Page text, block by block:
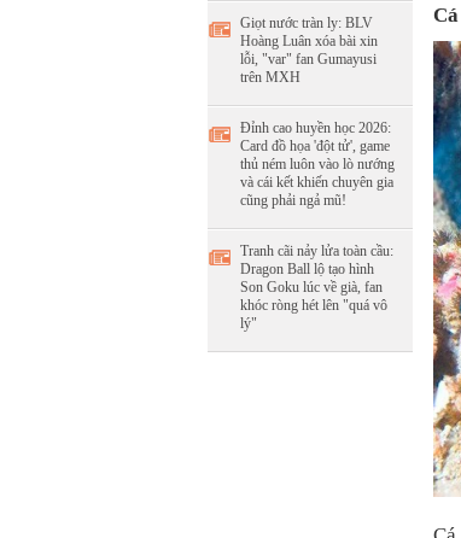
Giọt nước tràn ly: BLV
Hoàng Luân xóa bài xin
lỗi, "var" fan Gumayusi
trên MXH
Đỉnh cao huyền học 2026:
Card đồ họa 'đột tử', game
thủ ném luôn vào lò nướng
và cái kết khiến chuyên gia
cũng phải ngả mũ!
Tranh cãi nảy lửa toàn cầu:
Dragon Ball lộ tạo hình
Son Goku lúc về già, fan
khóc ròng hét lên "quá vô
lý"